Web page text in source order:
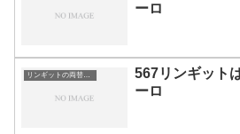
ーロ
リンギットの両替目安
567リンギット
ーロ